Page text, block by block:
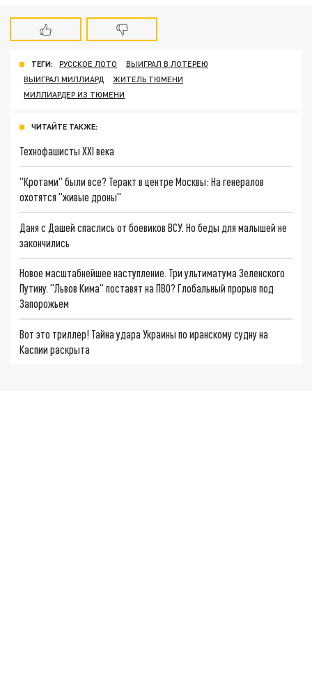
ТЕГИ: РУССКОЕ ЛОТО
ВЫИГРАЛ В ЛОТЕРЕЮ
ВЫИГРАЛ МИЛЛИАРД
ЖИТЕЛЬ ТЮМЕНИ
МИЛЛИАРДЕР ИЗ ТЮМЕНИ
ЧИТАЙТЕ ТАКЖЕ:
Технофашисты XXI века
"Кротами" были все? Теракт в центре Москвы: На генералов
охотятся "живые дроны"
Даня с Дашей спаслись от боевиков ВСУ. Но беды для малышей не
закончились
Новое масштабнейшее наступление. Три ультиматума Зеленского
Путину. "Львов Кима" поставят на ПВО? Глобальный прорыв под
Запорожьем
Вот это триллер! Тайна удара Украины по иранскому судну на
Каспии раскрыта